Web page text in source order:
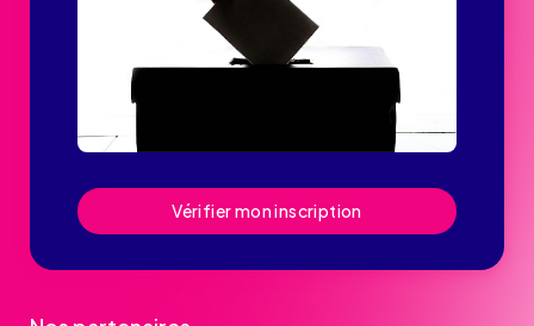
Vérifier mon inscription